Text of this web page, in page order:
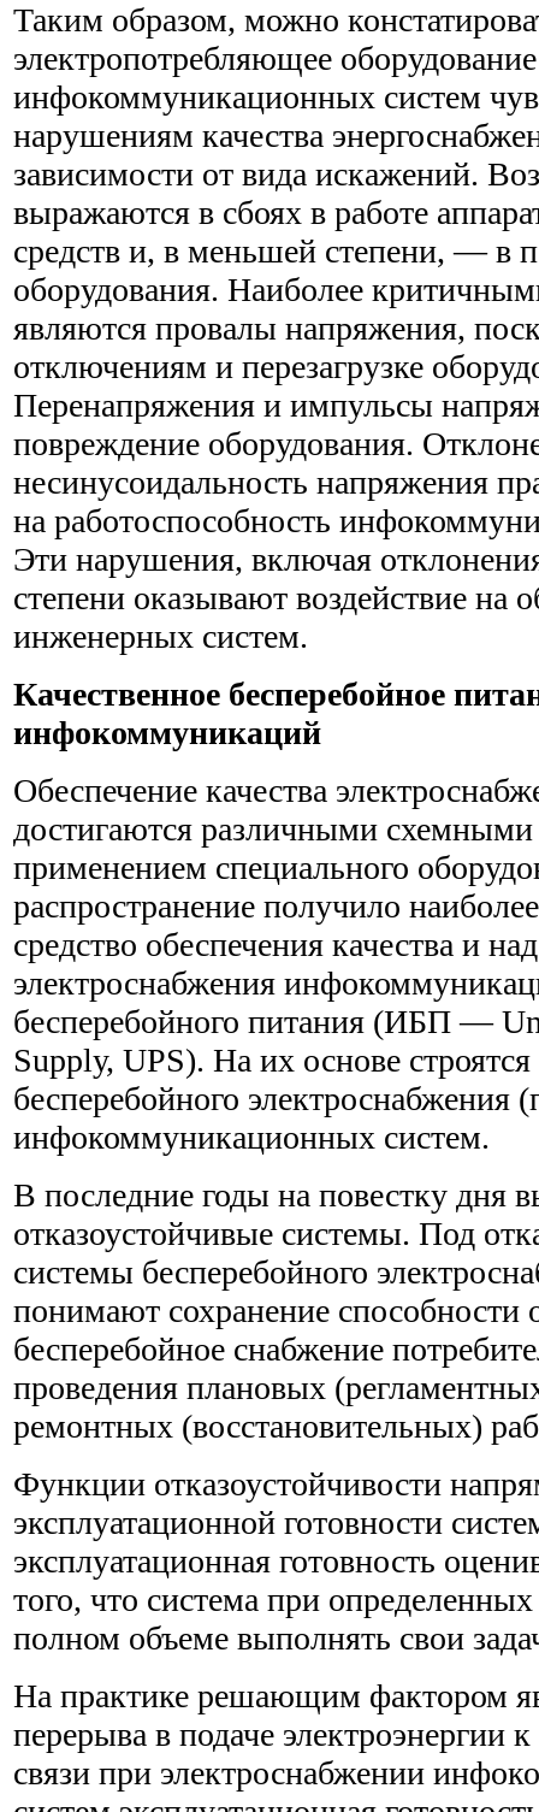
Таким образом, можно
электропотребляющее оборудование
инфокоммуникационных систем
нарушениям качества
зависимости от вида искажений.
выражаются в сбоях в работе
средств и, в меньшей степени, — в
оборудования. Наиболее
являются провалы напряжения,
отключениям и перезагрузке
Перенапряжения и импульсы
повреждение оборудования.
несинусоидальность напряжения
на работоспособность
Эти нарушения, включая
степени оказывают воздействие на
инженерных систем.
Качественное бесперебойное
инфокоммуникаций
Обеспечение качества
достигаются различными
применением специального
распространение получило
средство обеспечения качества и
электроснабжения
бесперебойного питания (ИБП —
Supplу, UPS). На их основе
бесперебойного электроснабжения
инфокоммуникационных систем.
В последние годы на повестку дня
отказоустойчивые системы. Под
системы бесперебойного
понимают сохранение способности
бесперебойное снабжение
проведения плановых
ремонтных (восстановительных)
Функции отказоустойчивости
эксплуатационной готовности
эксплуатационная готовность
того, что система при
полном объеме выполнять свои
На практике решающим фактором
перерыва в подаче электроэнергии
связи при электроснабжении